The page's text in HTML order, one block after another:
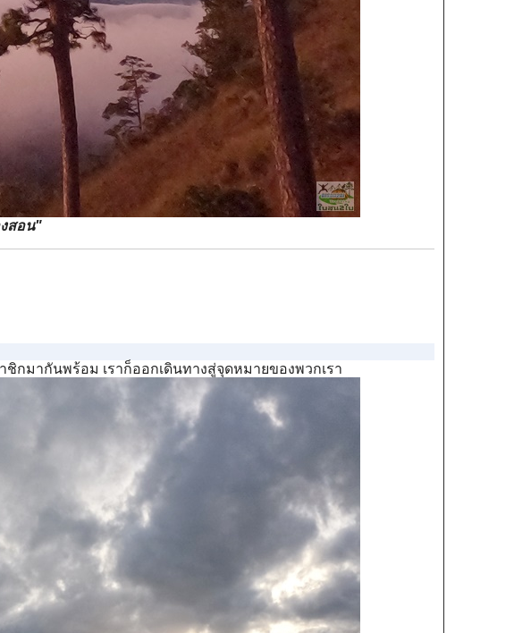
สอน"
ชิกมากันพร้อม เราก็ออกเดินทางสู่จุดหมายของพวกเรา